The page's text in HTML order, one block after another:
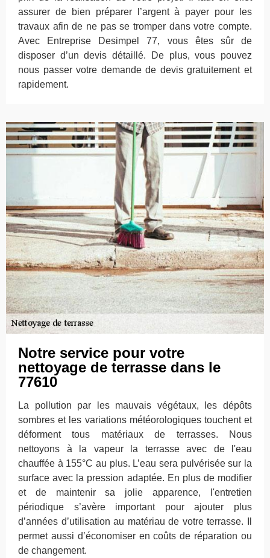
assurer de bien préparer l’argent à payer pour les
travaux afin de ne pas se tromper dans votre compte.
Avec Entreprise Desimpel 77, vous êtes sûr de
disposer d’un devis détaillé. De plus, vous pouvez
nous passer votre demande de devis gratuitement et
rapidement.
Notre service pour votre
nettoyage de terrasse dans le
77610
La pollution par les mauvais végétaux, les dépôts
sombres et les variations météorologiques touchent et
déforment tous matériaux de terrasses. Nous
nettoyons à la vapeur la terrasse avec de l'eau
chauffée à 155°C au plus. L’eau sera pulvérisée sur la
surface avec la pression adaptée. En plus de modifier
et de maintenir sa jolie apparence, l'entretien
périodique s’avère important pour ajouter plus
d’années d’utilisation au matériau de votre terrasse. Il
permet aussi d’économiser en coûts de réparation ou
de changement.